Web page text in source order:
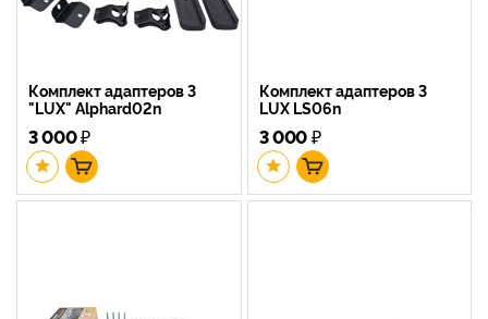
Комплект адаптеров 3
"LUX" Alphard02n
3 000₽
Комплект адаптеров 3
LUX LS06n
3 000₽